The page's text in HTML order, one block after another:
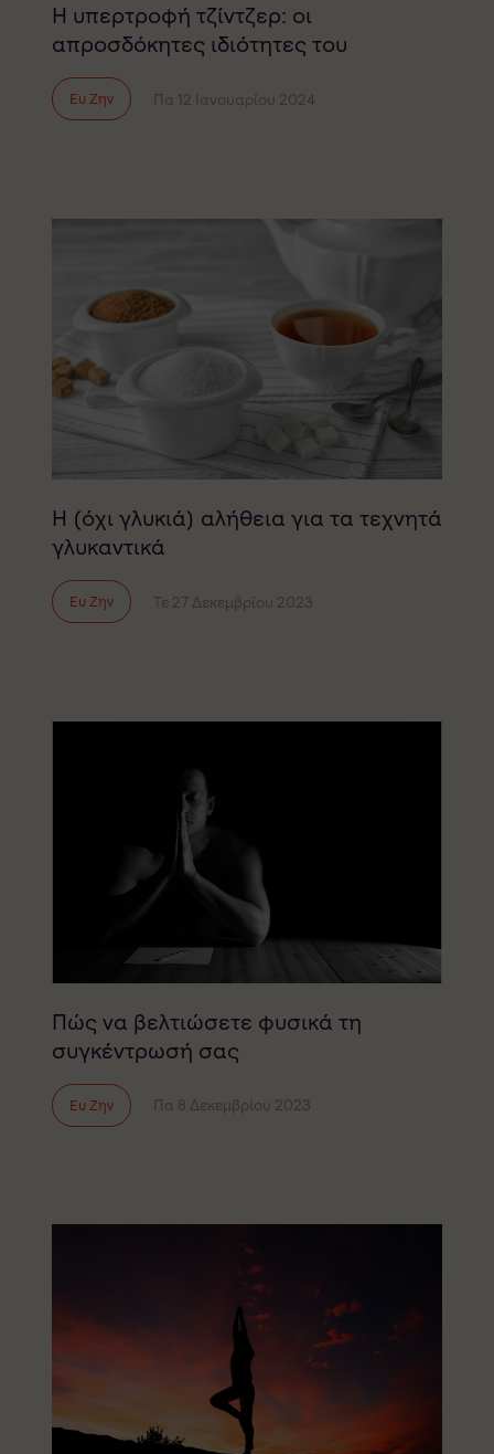
Η υπερτροφή τζίντζερ: οι
απροσδόκητες ιδιότητες του
Ευ Ζην Πα 12 Ιανουαρίου 2024
Η (όχι γλυκιά) αλήθεια για τα τεχνητά
γλυκαντικά
Ευ Ζην Τε 27 Δεκεμβρίου 2023
Πώς να βελτιώσετε φυσικά τη
συγκέντρωσή σας
Ευ Ζην Πα 8 Δεκεμβρίου 2023